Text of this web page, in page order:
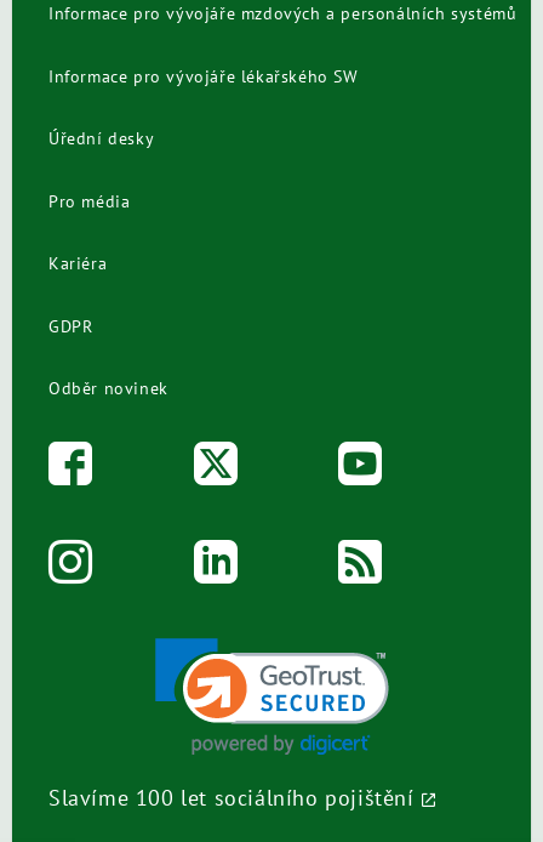
Informace pro vývojáře mzdových a personálních systémů
Informace pro vývojáře lékařského SW
Úřední desky
Pro média
Kariéra
GDPR
Odběr novinek
Slavíme 100 let sociálního pojištění